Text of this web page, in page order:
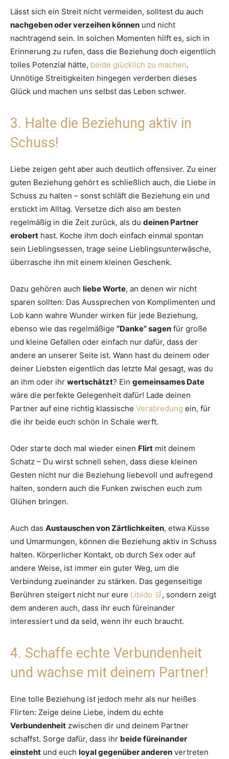
Lässt sich ein Streit nicht vermeiden, solltest du auch
nachgeben oder verzeihen können und nicht
nachtragend sein. In solchen Momenten hilft es, sich in
Erinnerung zu rufen, dass die Beziehung doch eigentlich
tolles Potenzial hätte, beide glücklich zu machen.
Unnötige Streitigkeiten hingegen verderben dieses
Glück und machen uns selbst das Leben schwer.
3. Halte die Beziehung aktiv in
Schuss!
Liebe zeigen geht aber auch deutlich offensiver. Zu einer
guten Beziehung gehört es schließlich auch, die Liebe in
Schuss zu halten – sonst schläft die Beziehung ein und
erstickt im Alltag. Versetze dich also am besten
regelmäßig in die Zeit zurück, als du deinen Partner
erobert hast. Koche ihm doch einfach einmal spontan
sein Lieblingsessen, trage seine Lieblingsunterwäsche,
überrasche ihn mit einem kleinen Geschenk.
Dazu gehören auch liebe Worte, an denen wir nicht
sparen sollten: Das Aussprechen von Komplimenten und
Lob kann wahre Wunder wirken für jede Beziehung,
ebenso wie das regelmäßige “Danke” sagen für große
und kleine Gefallen oder einfach nur dafür, dass der
andere an unserer Seite ist. Wann hast du deinem oder
deiner Liebsten eigentlich das letzte Mal gesagt, was du
an ihm oder ihr wertschätzt? Ein gemeinsames Date
wäre die perfekte Gelegenheit dafür! Lade deinen
Partner auf eine richtig klassische Verabredung ein, für
die ihr beide euch schön in Schale werft.
Oder starte doch mal wieder einen Flirt mit deinem
Schatz – Du wirst schnell sehen, dass diese kleinen
Gesten nicht nur die Beziehung liebevoll und aufregend
halten, sondern auch die Funken zwischen euch zum
Glühen bringen.
Auch das Austauschen von Zärtlichkeiten, etwa Küsse
und Umarmungen, können die Beziehung aktiv in Schuss
halten. Körperlicher Kontakt, ob durch Sex oder auf
andere Weise, ist immer ein guter Weg, um die
Verbindung zueinander zu stärken. Das gegenseitige
Berühren steigert nicht nur eure Libido
, sondern zeigt
dem anderen auch, dass ihr euch füreinander
interessiert und da seid, wenn ihr euch braucht.
4. Schaffe echte Verbundenheit
und wachse mit deinem Partner!
Eine tolle Beziehung ist jedoch mehr als nur heißes
Flirten: Zeige deine Liebe, indem du echte
Verbundenheit zwischen dir und deinem Partner
schaffst. Sorge dafür, dass ihr beide füreinander
einsteht und euch loyal gegenüber anderen vertreten